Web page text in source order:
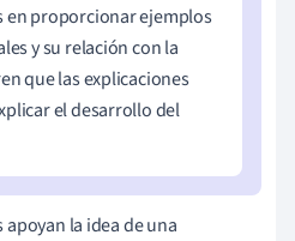
en proporcionar ejemplos
y su relación con la
que las explicaciones
el desarrollo del
la idea de una